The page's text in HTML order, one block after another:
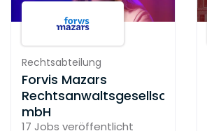
Rechtsabteilung
Forvis Mazars
Rechtsanwaltsgesellschaft
mbH
17 Jobs veröffentlicht